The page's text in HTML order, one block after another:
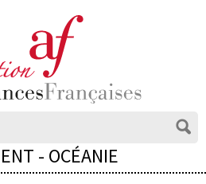
- OCÉANIE